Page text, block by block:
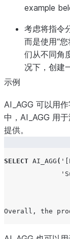
example
考虑将指令
而是使用“
们从不同角
况下，创建
示例
AI_AGG 可以用
中，AI_AGG 用
提供。
SELECT AI_AGG (
Overall, the